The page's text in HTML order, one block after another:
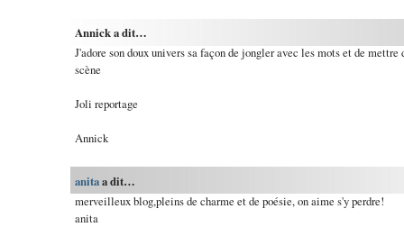
Annick a dit…
J'adore son doux univers sa façon de jongler avec les mots et de mettre
scène
Joli reportage
Annick
anitaa dit…
merveilleux blog,pleins de charme et de poésie, on aime s'y perdre!
anita